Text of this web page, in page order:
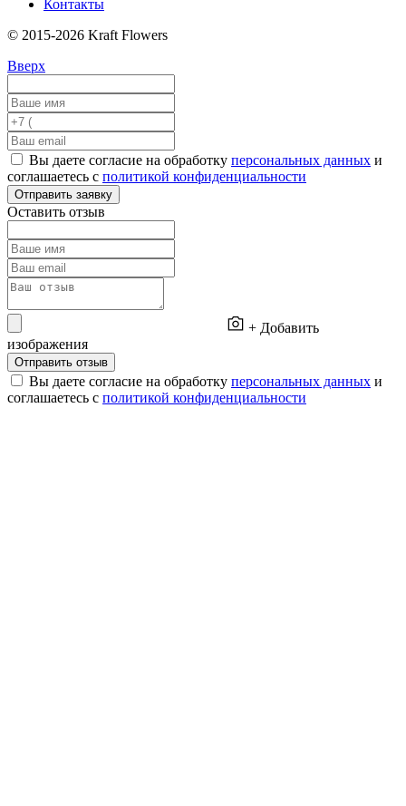
Контакты
© 2015-2026 Kraft Flowers
Вверх
Вы даете согласие на обработку персональных данных и
соглашаетесь с политикой конфиденциальности
Отправить заявку
Оставить отзыв
+ Добавить
изображения
Отправить отзыв
Вы даете согласие на обработку персональных данных и
соглашаетесь с политикой конфиденциальности